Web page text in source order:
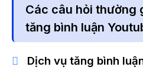
Các câu hỏi thường
tăng bình luận
Dịch vụ tăng bình